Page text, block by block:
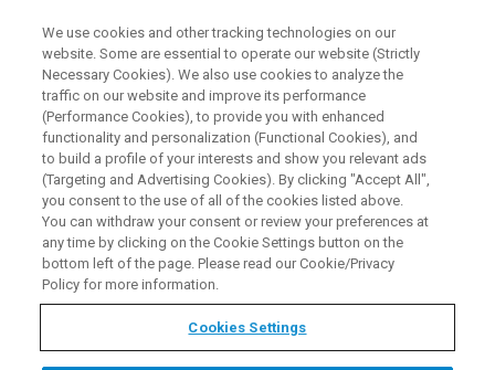
DE
Gold-Röntgengerät für die
Untersuchung der
Goldreinheit
LERNEN SIE BRUKER KENNEN
We use cookies and other tracking technologies on our
website. Some are essential to operate our website (Strictly
Necessary Cookies). We also use cookies to analyze the
traffic on our website and improve its performance
(Performance Cookies), to provide you with enhanced
functionality and personalization (Functional Cookies), and
to build a profile of your interests and show you relevant ads
(Targeting and Advertising Cookies). By clicking "Accept All",
you consent to the use of all of the cookies listed above.
You can withdraw your consent or review your preferences at
any time by clicking on the Cookie Settings button on the
bottom left of the page. Please read our Cookie/Privacy
Policy for more information.
Cookies Settings